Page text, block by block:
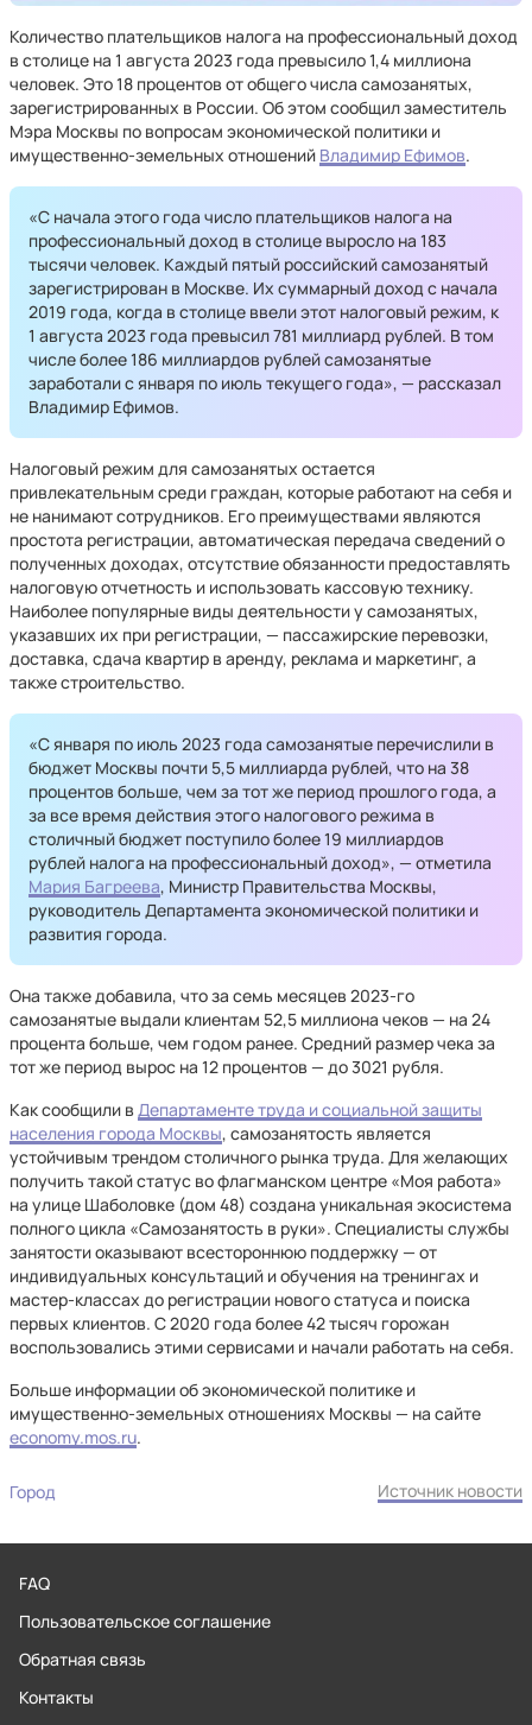
Количество плательщиков налога на профессиональный доход
в столице на 1 августа 2023 года превысило 1,4 миллиона
человек. Это 18 процентов от общего числа самозанятых,
зарегистрированных в России. Об этом сообщил заместитель
Мэра Москвы по вопросам экономической политики и
имущественно-земельных отношений Владимир Ефимов.
«С начала этого года число плательщиков налога на
профессиональный доход в столице выросло на 183
тысячи человек. Каждый пятый российский самозанятый
зарегистрирован в Москве. Их суммарный доход с начала
2019 года, когда в столице ввели этот налоговый режим, к
1 августа 2023 года превысил 781 миллиард рублей. В том
числе более 186 миллиардов рублей самозанятые
заработали с января по июль текущего года», — рассказал
Владимир Ефимов.
Налоговый режим для самозанятых остается
привлекательным среди граждан, которые работают на себя и
не нанимают сотрудников. Его преимуществами являются
простота регистрации, автоматическая передача сведений о
полученных доходах, отсутствие обязанности предоставлять
налоговую отчетность и использовать кассовую технику.
Наиболее популярные виды деятельности у самозанятых,
указавших их при регистрации, — пассажирские перевозки,
доставка, сдача квартир в аренду, реклама и маркетинг, а
также строительство.
«С января по июль 2023 года самозанятые перечислили в
бюджет Москвы почти 5,5 миллиарда рублей, что на 38
процентов больше, чем за тот же период прошлого года, а
за все время действия этого налогового режима в
столичный бюджет поступило более 19 миллиардов
рублей налога на профессиональный доход», — отметила
Мария Багреева, Министр Правительства Москвы,
руководитель Департамента экономической политики и
развития города.
Она также добавила, что за семь месяцев 2023-го
самозанятые выдали клиентам 52,5 миллиона чеков — на 24
процента больше, чем годом ранее. Средний размер чека за
тот же период вырос на 12 процентов — до 3021 рубля.
Как сообщили в Департаменте труда и социальной защиты
населения города Москвы, самозанятость является
устойчивым трендом столичного рынка труда. Для желающих
получить такой статус во флагманском центре «Моя работа»
на улице Шаболовке (дом 48) создана уникальная экосистема
полного цикла «Самозанятость в руки». Специалисты службы
занятости оказывают всестороннюю поддержку — от
индивидуальных консультаций и обучения на тренингах и
мастер-классах до регистрации нового статуса и поиска
первых клиентов. С 2020 года более 42 тысяч горожан
воспользовались этими сервисами и начали работать на себя.
Больше информации об экономической политике и
имущественно-земельных отношениях Москвы — на сайте
economy.mos.ru.
Город Источник новости
FAQ
Пользовательское соглашение
Обратная связь
Контакты